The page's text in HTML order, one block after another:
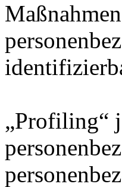
„Profiling“